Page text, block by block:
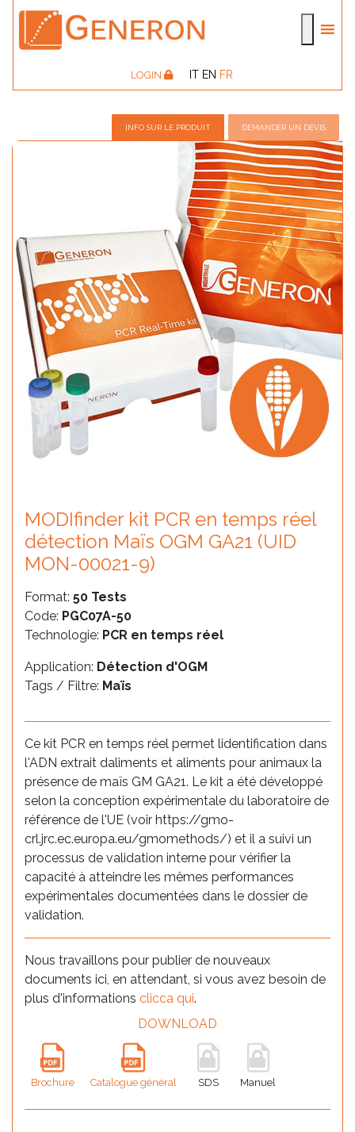
LOGIN IT EN FR
INFO SUR LE PRODUIT DEMANDER UN DEVIS
MODIfinder kit PCR en temps réel
détection Maïs OGM GA21 (UID
MON-00021-9)
Format: 50 Tests
Code: PGC07A-50
Technologie: PCR en temps réel
Application: Détection d'OGM
Tags / Filtre: Maïs
Ce kit PCR en temps réel permet lidentification dans
l'ADN extrait daliments et aliments pour animaux la
présence de maïs GM GA21. Le kit a été développé
selon la conception expérimentale du laboratoire de
référence de l'UE (voir https://gmo-
crl.jrc.ec.europa.eu/gmomethods/) et il a suivi un
processus de validation interne pour vérifier la
capacité à atteindre les mêmes performances
expérimentales documentées dans le dossier de
validation.
Nous travaillons pour publier de nouveaux
documents ici, en attendant, si vous avez besoin de
plus d'informations clicca qui.
DOWNLOAD
Brochure Catalogue général SDS Manuel